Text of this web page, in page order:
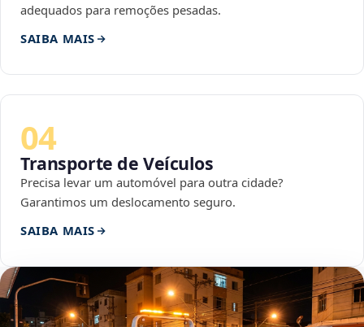
adequados para remoções pesadas.
SAIBA MAIS
04
Transporte de Veículos
Precisa levar um automóvel para outra cidade?
Garantimos um deslocamento seguro.
SAIBA MAIS